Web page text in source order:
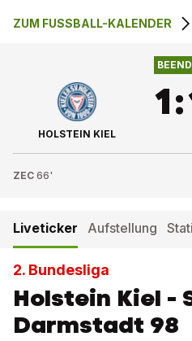
1 :1
ZUM FUSSBALL-KALENDER
HOLSTEIN KIEL
1:
ZEC 66'
Liveticker Aufstellung
2. Bundesliga
Holstein Kiel -
Darmstadt 98